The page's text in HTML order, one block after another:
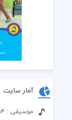
آمار سایت
موسیقی : 3654